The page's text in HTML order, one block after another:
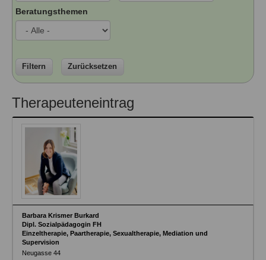
Qualitätssicherung
Qualität unserer Therapeuten
Familienthemen
Veranstaltungen
Seminare und Kurse
Fortbildungen
Ausbildungsinstitute
Information über Qualifikation
Liste der Fachverbände
vergessen?
Anmelden
Sitemap
Links
Formular zur Registrierung
Beratungsthemen
Filtern Zurücksetzen
Therapeuteneintrag
Barbara Krismer Burkard
Dipl. Sozialpädagogin FH
Einzeltherapie, Paartherapie, Sexualtherapie, Mediation und
Supervision
Neugasse 44